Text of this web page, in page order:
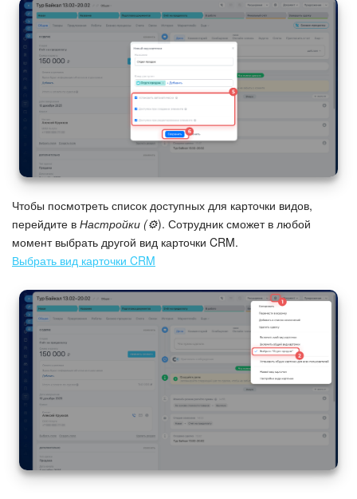
Чтобы посмотреть список доступных для карточки видов,
перейдите в Настройки (⚙️). Сотрудник сможет в любой
момент выбрать другой вид карточки CRM.
Выбрать вид карточки CRM